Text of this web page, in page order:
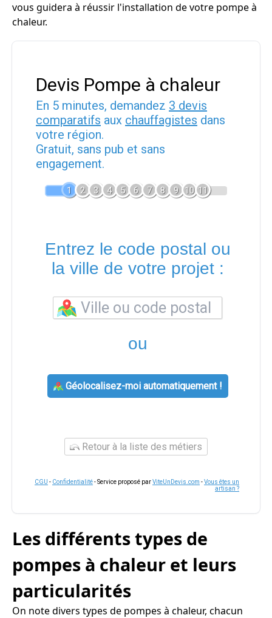
vous guidera à réussir l'installation de votre pompe à
chaleur.
Devis Pompe à chaleur
En 5 minutes, demandez 3 devis
comparatifs aux chauffagistes dans
votre région.
Gratuit, sans pub et sans
engagement.
1 2 3 4 5 6 7 8 9 10 11
Entrez le code postal ou
la ville de votre projet :
ou
Géolocalisez-moi automatiquement !
Retour à la liste des métiers
CGU - Confidentialité- Service proposé parViteUnDevis.com -Vous êtes un
artisan ?
Les différents types de
pompes à chaleur et leurs
particularités
On note divers types de pompes à chaleur, chacun